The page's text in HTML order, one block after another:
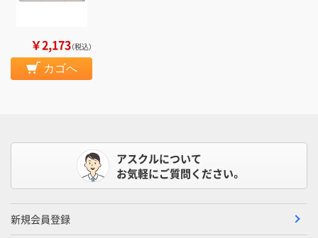
￥2,173（税込）
カゴへ
アスクルについて
お気軽にご質問ください。
新規会員登録